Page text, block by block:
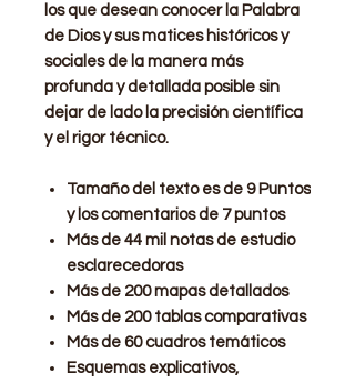
los que desean conocer la Palabra
de Dios y sus matices históricos y
sociales de la manera más
profunda y detallada posible sin
dejar de lado la precisión científica
y el rigor técnico.
Tamaño del texto es de 9 Puntos
y los comentarios de 7 puntos
Más de 44 mil notas de estudio
esclarecedoras
Más de 200 mapas detallados
Más de 200 tablas comparativas
Más de 60 cuadros temáticos
Esquemas explicativos,